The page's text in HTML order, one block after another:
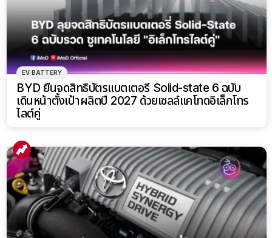
EV BATTERY
BYD ยื่นจดสิทธิบัตรแบตเตอรี่ Solid-state 6 ฉบับ
เดินหน้าตั้งเป้าผลิตปี 2027 ด้วยเซลล์แคโทดอิเล็กโทร
ไลต์คู่